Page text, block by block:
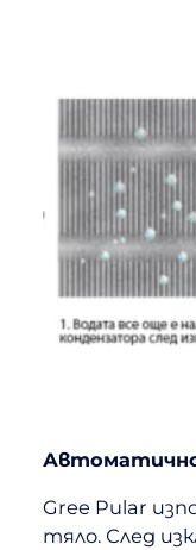
Gree Pular
тяло. След